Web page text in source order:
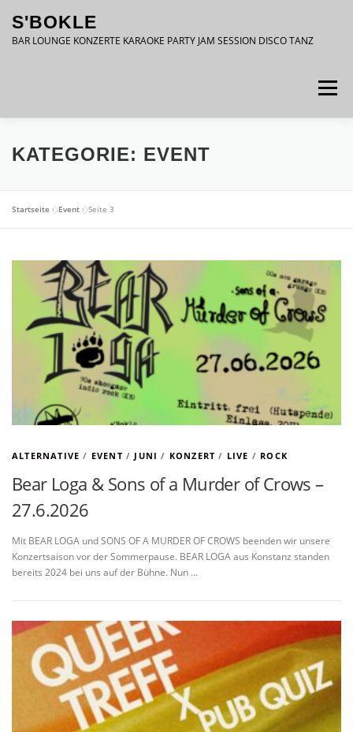
Inhalt
springen
S'BOKLE
BAR LOUNGE KONZERTE KARAOKE PARTY JAM SESSION DISCO TANZ
Menü
DATENSCHUTZ IMPRESSUM
KATEGORIE: EVENT
Startseite »Event »Seite 3
ALTERNATIVE / EVENT/ JUNI / KONZERT / LIVE / ROCK
Bear Loga & Sons of a Murder of Crows –
27.6.2026
Mit BEAR LOGA und SONS OF A MURDER OF CROWS beenden wir unsere
Konzertsaison vor der Sommerpause. BEAR LOGA aus Konstanz standen
bereits 2024 bei uns auf der Bühne. Nun …